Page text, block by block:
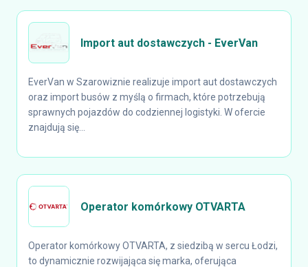
Import aut dostawczych - EverVan
EverVan w Szarowiznie realizuje import aut dostawczych
oraz import busów z myślą o firmach, które potrzebują
sprawnych pojazdów do codziennej logistyki. W ofercie
znajdują się...
Operator komórkowy OTVARTA
Operator komórkowy OTVARTA, z siedzibą w sercu Łodzi,
to dynamicznie rozwijająca się marka, oferująca